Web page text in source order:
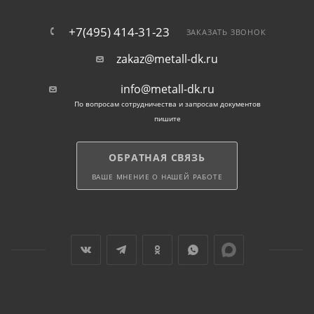
использовать на участках с высоким залеганием
Для обеспечения приватности участка возможна
посадка по периметру забора вьющихся растений.
Чтобы купить в Серпухове сетку, оформите заказ на
+7(495) 414-31-23 ЗАКАЗАТЬ ЗВОНОК
zakaz@metall-dk.ru
info@metall-dk.ru
По вопросам сотрудничества и запросам документов
пишите
ОБРАТНАЯ СВЯЗЬ
ВАШЕ МНЕНИЕ О НАШЕЙ РАБОТЕ